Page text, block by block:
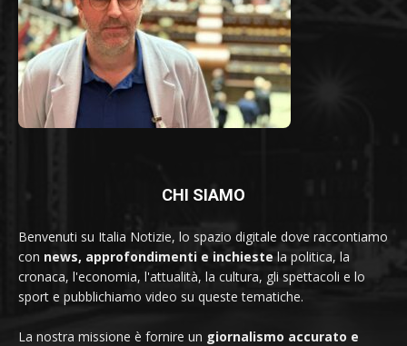
CHI SIAMO
Benvenuti su Italia Notizie, lo spazio digitale dove raccontiamo
con news, approfondimenti e inchieste la politica, la
cronaca, l'economia, l'attualità, la cultura, gli spettacoli e lo
sport e pubblichiamo video su queste tematiche.
La nostra missione è fornire un giornalismo accurato e